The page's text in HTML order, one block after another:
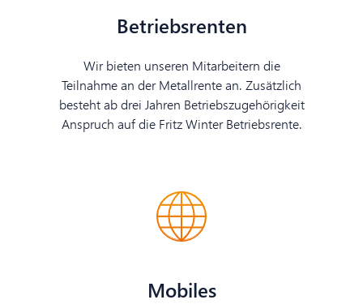
Betriebsrenten
Wir bieten unseren Mitarbeitern die
Teilnahme an der Metallrente an. Zusätzlich
besteht ab drei Jahren Betriebszugehörigkeit
Anspruch auf die Fritz Winter Betriebsrente.
Mobiles